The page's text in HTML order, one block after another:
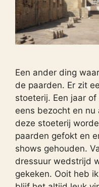
Een ander ding
de paarden. Er zit
stoeterij. Een jaar
eens bezocht en nu
deze stoeterij
paarden gefokt en
shows gehouden.
dressuur wedstrijd
gekeken. Ooit heb